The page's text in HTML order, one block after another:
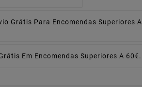
Grátis Para Encomendas Superiores A
Em Encomendas Superiores A 60€.